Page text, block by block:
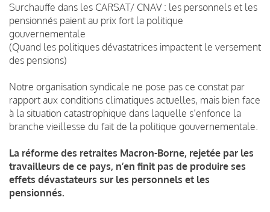
Surchauffe dans les CARSAT/ CNAV : les personnels et les
pensionnés paient au prix fort la politique
gouvernementale
(Quand les politiques dévastatrices impactent le versement
des pensions)
Notre organisation syndicale ne pose pas ce constat par
rapport aux conditions climatiques actuelles, mais bien face
à la situation catastrophique dans laquelle s’enfonce la
branche vieillesse du fait de la politique gouvernementale.
La réforme des retraites Macron-Borne, rejetée par les
travailleurs de ce pays, n’en finit pas de produire ses
effets dévastateurs sur les personnels et les
pensionnés.